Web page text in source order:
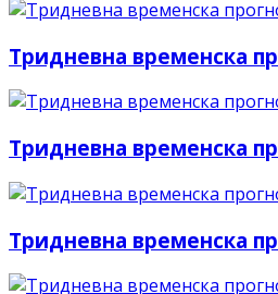
Тридневна временска
Тридневна временска
Тридневна временска